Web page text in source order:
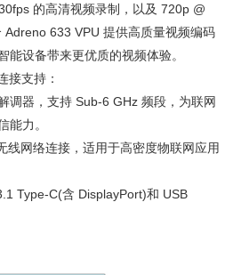
的高清视频录制，以及 720p @
633 VPU 提供高质量视频编码
能设备带来更优质的视频体验。
支持：
器，支持 Sub-6 GHz 频段，为联网
能力。
网络连接，适用于高密度物联网应用
Type-C(含 DisplayPort)和 USB